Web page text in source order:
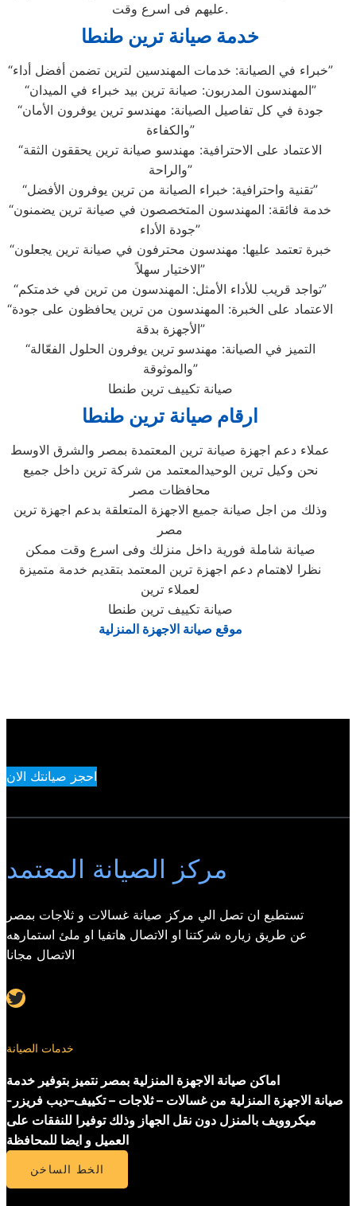
عليهم فى اسرع وقت.
خدمة صيانة ترين طنطا
“خبراء في الصيانة: خدمات المهندسين لترين تضمن أفضل أداء”
“المهندسون المدربون: صيانة ترين بيد خبراء في الميدان”
“جودة في كل تفاصيل الصيانة: مهندسو ترين يوفرون الأمان
والكفاءة”
“الاعتماد على الاحترافية: مهندسو صيانة ترين يحققون الثقة
والراحة”
“تقنية واحترافية: خبراء الصيانة من ترين يوفرون الأفضل”
“خدمة فائقة: المهندسون المتخصصون في صيانة ترين يضمنون
جودة الأداء”
“خبرة تعتمد عليها: مهندسون محترفون في صيانة ترين يجعلون
الاختيار سهلاً”
“تواجد قريب للأداء الأمثل: المهندسون من ترين في خدمتكم”
“الاعتماد على الخبرة: المهندسون من ترين يحافظون على جودة
الأجهزة بدقة”
“التميز في الصيانة: مهندسو ترين يوفرون الحلول الفعّالة
والموثوقة”
صيانة تكييف ترين طنطا
ارقام صيانة ترين طنطا
عملاء دعم اجهزة صيانة ترين المعتمدة بمصر والشرق الاوسط
نحن وكيل ترين الوحيدالمعتمد من شركة ترين داخل جميع
محافظات مصر
وذلك من اجل صيانة جميع الاجهزة المتعلقة بدعم اجهزة ترين
مصر
صيانة شاملة فورية داخل منزلك وفى اسرع وقت ممكن
نظرا لاهتمام دعم اجهزة ترين المعتمد بتقديم خدمة متميزة
لعملاء ترين
صيانة تكييف ترين طنطا
موقع صيانة الاجهزة المنزلية
احجز صيانتك الان
مركز الصيانة المعتمد
تستطيع ان تصل الي مركز صيانة غسالات و ثلاجات بمصر
عن طريق زياره شركتنا او الاتصال هاتفيا او ملئ استمارهه
الاتصال مجانا
Twitter
خدمات الصيانة
اماكن صيانة الاجهزة المنزلية بمصر نتميز بتوفير خدمة
صيانة الاجهزة المنزلية من غسالات – ثلاجات – تكييف–ديب فريزر-
ميكروويف بالمنزل دون نقل الجهاز وذلك توفيرا للنفقات على
العميل و ايضا للمحافظة
الخط الساخن